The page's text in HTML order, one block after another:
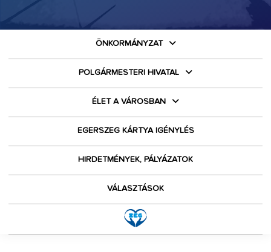
ÖNKORMÁNYZAT
POLGÁRMESTERI HIVATAL
ÉLET A VÁROSBAN
EGERSZEG KÁRTYA IGÉNYLÉS
HIRDETMÉNYEK, PÁLYÁZATOK
VÁLASZTÁSOK